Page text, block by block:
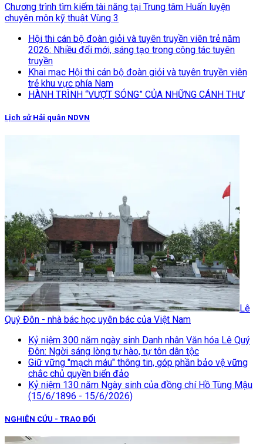
Chương trình tìm kiếm tài năng tại Trung tâm Huấn luyện
chuyên môn kỹ thuật Vùng 3
Hội thi cán bộ đoàn giỏi và tuyên truyền viên trẻ năm
2026: Nhiều đổi mới, sáng tạo trong công tác tuyên
truyền
Khai mạc Hội thi cán bộ đoàn giỏi và tuyên truyền viên
trẻ khu vực phía Nam
HÀNH TRÌNH “VƯỢT SÓNG” CỦA NHỮNG CÁNH THƯ
Lịch sử Hải quân NDVN
Lê
Quý Đôn - nhà bác học uyên bác của Việt Nam
Kỷ niệm 300 năm ngày sinh Danh nhân Văn hóa Lê Quý
Đôn: Ngời sáng lòng tự hào, tự tôn dân tộc
Giữ vững "mạch máu" thông tin, góp phần bảo vệ vững
chắc chủ quyền biển đảo
Kỷ niệm 130 năm Ngày sinh của đồng chí Hồ Tùng Mậu
(15/6/1896 - 15/6/2026)
NGHIÊN CỨU - TRAO ĐỔI